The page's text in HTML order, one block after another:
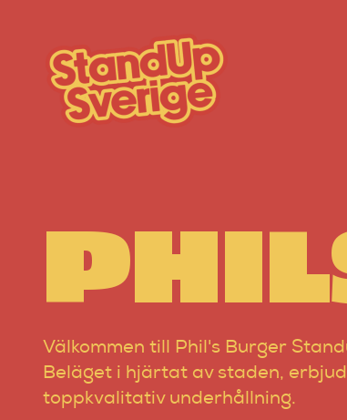
content
Välkommen till Phil's Burger
Beläget i hjärtat av staden,
toppkvalitativ underhållning.